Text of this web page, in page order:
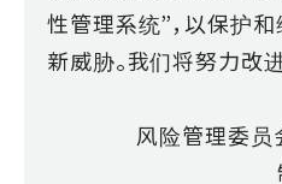
性管理系统”，以保护
新威胁。我们将努力改进
风险管理委